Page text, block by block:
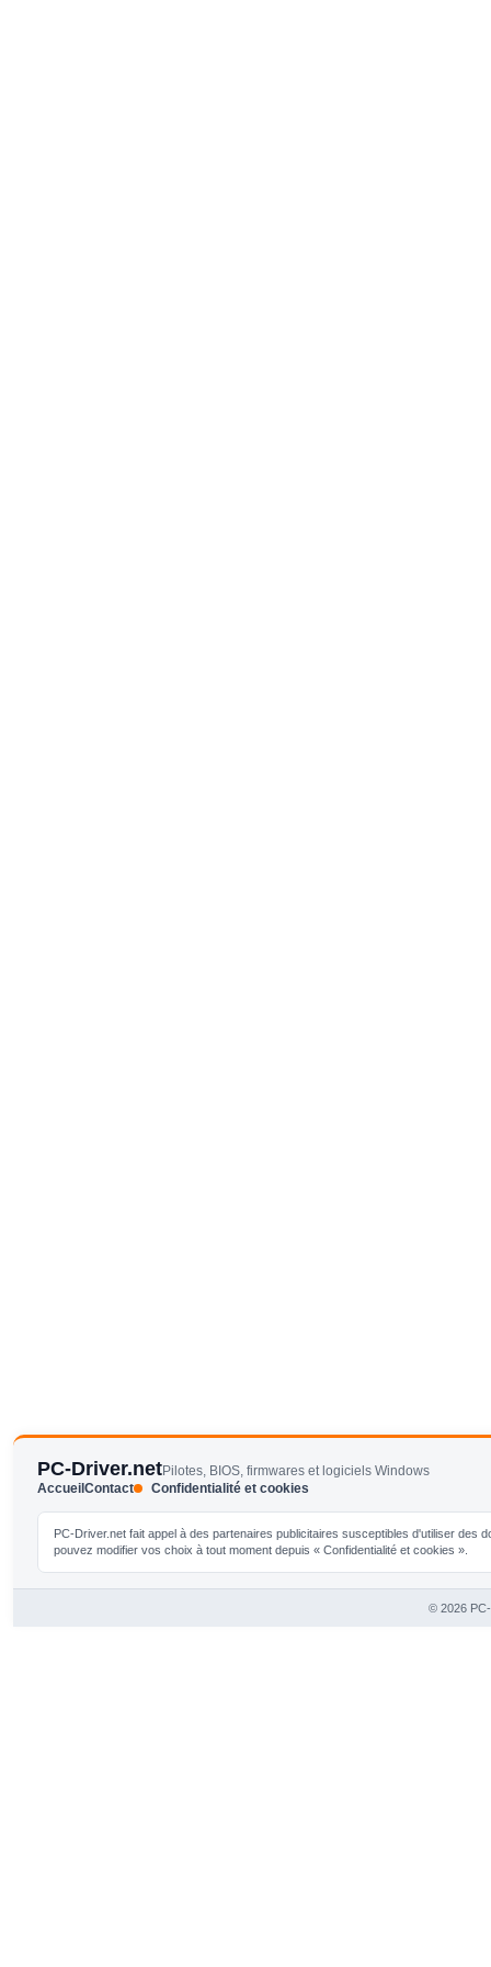
PC-Driver.netPilotes, BIOS, firmwares et logiciels Windows
AccueilContact Confidentialité et cookies
PC-Driver.net fait appel à des partenaires publicitaires susceptibles d'utiliser
pouvez modifier vos choix à tout moment depuis « Confidentialité et cookies ».
© 2026